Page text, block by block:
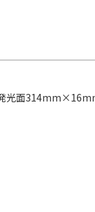
面314mm×16mm